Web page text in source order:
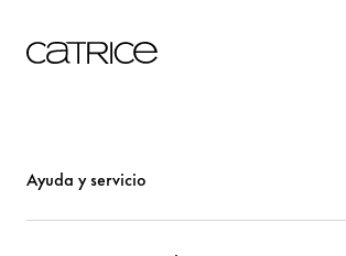
Ayuda y servicio